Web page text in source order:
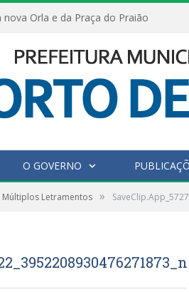
Atípicas
O GOVERNO
Múltiplos Letramentos »